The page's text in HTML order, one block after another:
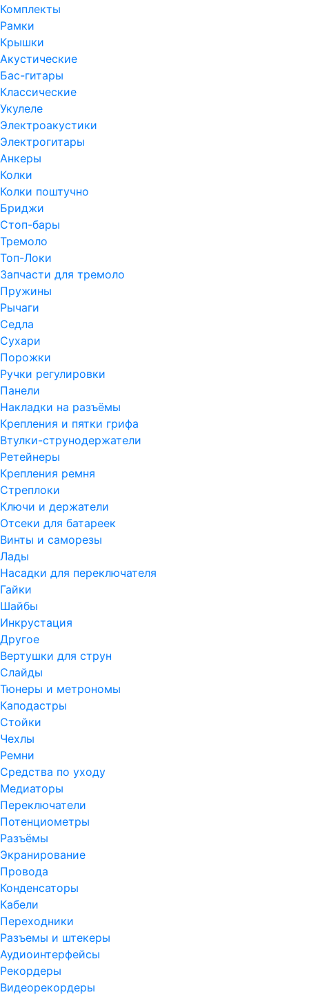
Комплекты
Рамки
Крышки
Акустические
Бас-гитары
Классические
Укулеле
Электроакустики
Электрогитары
Анкеры
Колки
Колки поштучно
Бриджи
Стоп-бары
Тремоло
Топ-Локи
Запчасти для тремоло
Пружины
Рычаги
Седла
Сухари
Порожки
Ручки регулировки
Панели
Накладки на разъёмы
Крепления и пятки грифа
Втулки-струнодержатели
Ретейнеры
Крепления ремня
Стреплоки
Ключи и держатели
Отсеки для батареек
Винты и саморезы
Лады
Насадки для переключателя
Гайки
Шайбы
Инкрустация
Другое
Вертушки для струн
Слайды
Тюнеры и метрономы
Каподастры
Стойки
Чехлы
Ремни
Средства по уходу
Медиаторы
Переключатели
Потенциометры
Разъёмы
Экранирование
Провода
Конденсаторы
Кабели
Переходники
Разъемы и штекеры
Аудиоинтерфейсы
Рекордеры
Видеорекордеры